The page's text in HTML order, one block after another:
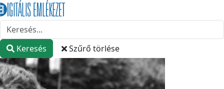
Keresés Szűrő törlése